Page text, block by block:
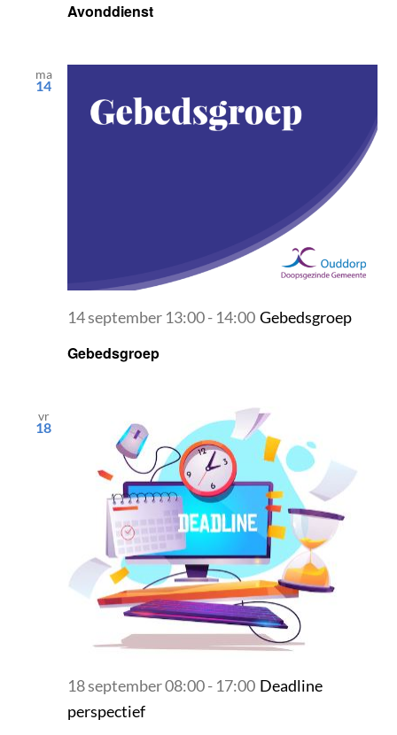
Avonddienst
ma
14
Gebedsgroep
14 september 13:00- 14:00 Gebedsgroep
vr
18
18 september 08:00- 17:00 Deadline
perspectief